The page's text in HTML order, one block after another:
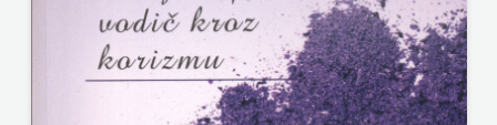
NAKLADA
SV.ANTUNA